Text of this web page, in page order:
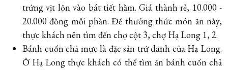
trứng vịt lộn vào bát tiết hầm. Giá thành rẻ, 10.000 -
20.000 đồng mỗi phần. Để thưởng thức món ăn này,
thực khách nên tìm đến chợ cột 3, chợ Hạ Long 1, 2.
Bánh cuốn chả mực là đặc sản trứ danh của Hạ Long.
Ở Hạ Long thực khách có thể tìm ăn bánh cuốn chả